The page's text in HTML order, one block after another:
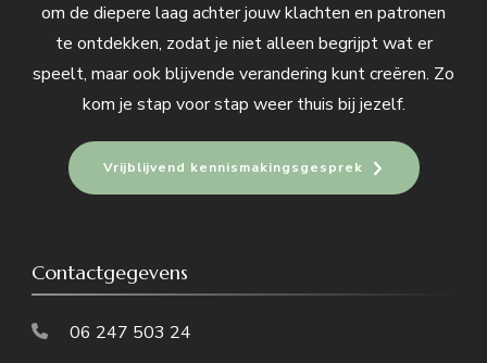
om de diepere laag achter jouw klachten en patronen
te ontdekken, zodat je niet alleen begrijpt wat er
speelt, maar ook blijvende verandering kunt creëren. Zo
kom je stap voor stap weer thuis bij jezelf.
Vrijblijvend kennismakingsgesprek
Contactgegevens
06 247 503 24